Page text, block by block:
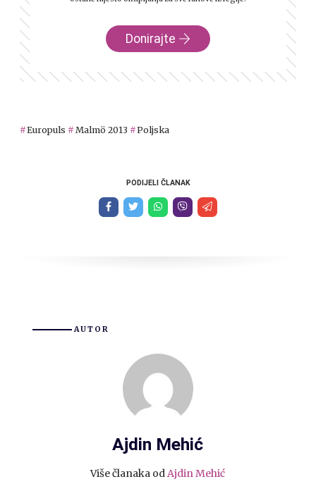
Donirajte
Europuls Malmö 2013 Poljska
PODIJELI ČLANAK
AUTOR
Ajdin Mehić
Više članaka odAjdin Mehić